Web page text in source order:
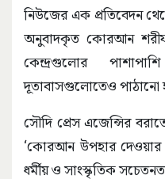
নিউজের এক প্রতিবেদন
অনুবাদকৃত কোরআন
কেন্দ্রগুলোর
দূতাবাসগুলোতেও পাঠানো
সৌদি প্রেস এজেন্সির
‘কোরআন উপহার দেওয়ার
ধর্মীয় ও সাংস্কৃতিক